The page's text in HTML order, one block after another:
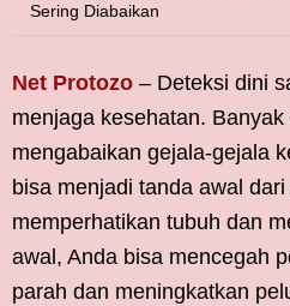
Sering Diabaikan
Net Protozo – Deteksi dini
menjaga kesehatan.
mengabaikan gejala-gejala
bisa menjadi tanda awal
memperhatikan tubuh dan
awal, Anda bisa mencegah
parah dan meningkatkan